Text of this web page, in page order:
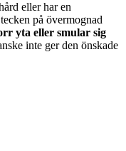
eller har en
på övermognad
yta eller smular sig
inte ger den önskade